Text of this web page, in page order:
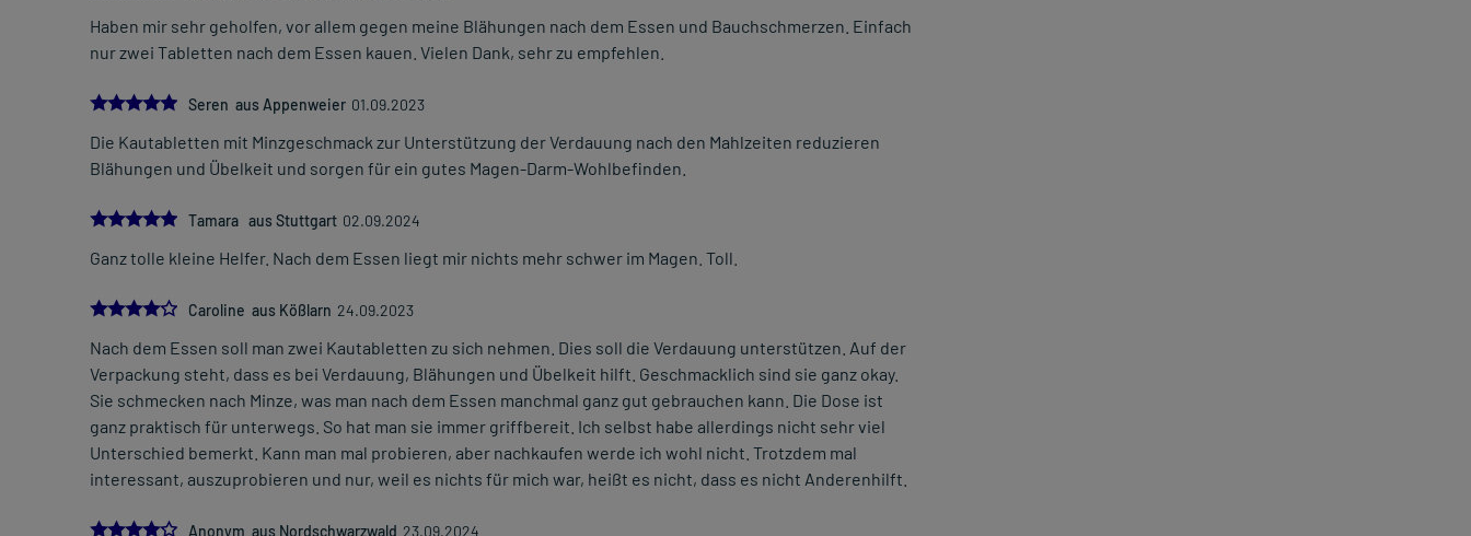
Haben mir sehr geholfen, vor allem gegen meine Blähungen nach dem Essen und Bauchschmerzen. Einfach
nur zwei Tabletten nach dem Essen kauen. Vielen Dank, sehr zu empfehlen.
5.0
Seren aus Appenweier 01.09.2023
Die Kautabletten mit Minzgeschmack zur Unterstützung der Verdauung nach den Mahlzeiten reduzieren
Blähungen und Übelkeit und sorgen für ein gutes Magen-Darm-Wohlbefinden.
5.0
Tamara aus Stuttgart 02.09.2024
Ganz tolle kleine Helfer. Nach dem Essen liegt mir nichts mehr schwer im Magen. Toll.
4.0
Caroline aus Kößlarn 24.09.2023
Nach dem Essen soll man zwei Kautabletten zu sich nehmen. Dies soll die Verdauung unterstützen. Auf der
Verpackung steht, dass es bei Verdauung, Blähungen und Übelkeit hilft. Geschmacklich sind sie ganz okay.
Sie schmecken nach Minze, was man nach dem Essen manchmal ganz gut gebrauchen kann. Die Dose ist
ganz praktisch für unterwegs. So hat man sie immer griffbereit. Ich selbst habe allerdings nicht sehr viel
Unterschied bemerkt. Kann man mal probieren, aber nachkaufen werde ich wohl nicht. Trotzdem mal
interessant, auszuprobieren und nur, weil es nichts für mich war, heißt es nicht, dass es nicht Anderenhilft.
4.0
Anonym aus Nordschwarzwald 23.09.2024